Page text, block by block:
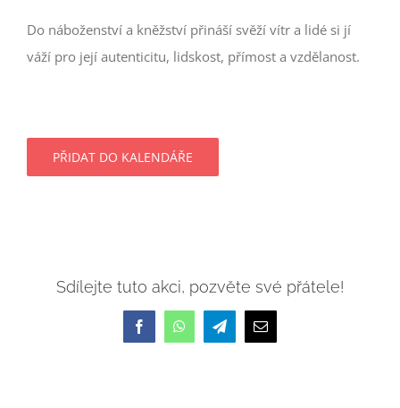
Do náboženství a kněžství přináší svěží vítr a lidé si jí
váží pro její autenticitu, lidskost, přímost a vzdělanost.
PŘIDAT DO KALENDÁŘE
Sdílejte tuto akci, pozvěte své přátele!
FacebookWhatsAppTelegram
E-
mail